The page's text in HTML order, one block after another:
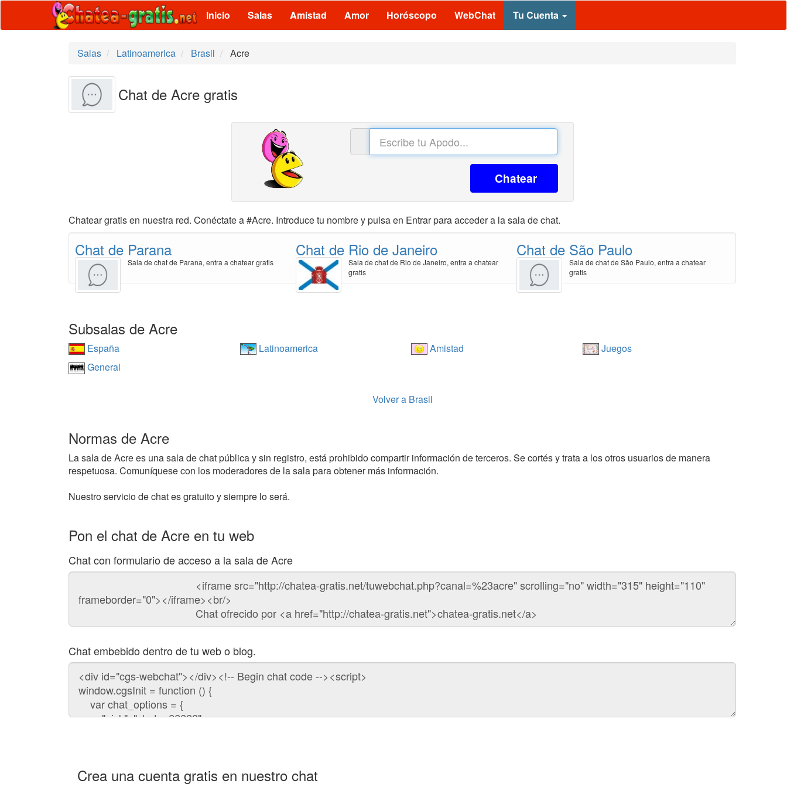
Inicio Salas Amistad Amor Horóscopo WebChat Tu Cuenta
Salas Latinoamerica Brasil Acre
Chat de Acre gratis
Chatear
Chatear gratis en nuestra red. Conéctate a #Acre. Introduce tu nombre y pulsa en Entrar para acceder a la sala de chat.
Chat de Parana
Sala de chat de Parana, entra a chatear gratis
Chat de Rio de Janeiro
Sala de chat de Rio de Janeiro, entra a chatear
gratis
Chat de São Paulo
Sala de chat de São Paulo, entra a chatear
gratis
Subsalas de Acre
España Latinoamerica Amistad
Juegos
General
Volver a Brasil
Normas de Acre
La sala de Acre es una sala de chat pública y sin registro, está prohibido compartir información de terceros. Se cortés y trata a los otros usuarios de manera
respetuosa. Comuníquese con los moderadores de la sala para obtener más información.
Nuestro servicio de chat es gratuito y siempre lo será.
Pon el chat de Acre en tu web
Chat con formulario de acceso a la sala de Acre
Código
chat
Chat embebido dentro de tu web o blog.
Código
para
embeber
chat
Crea una cuenta gratis en nuestro chat